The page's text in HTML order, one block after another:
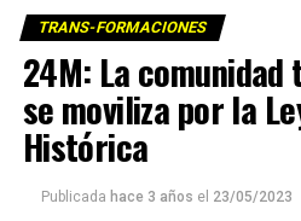
TRANS-FORMACIONES
24M: La
se moviliza por la
Histórica
Publicada hace 3 años el 23/05/2023